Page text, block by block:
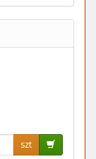
szt